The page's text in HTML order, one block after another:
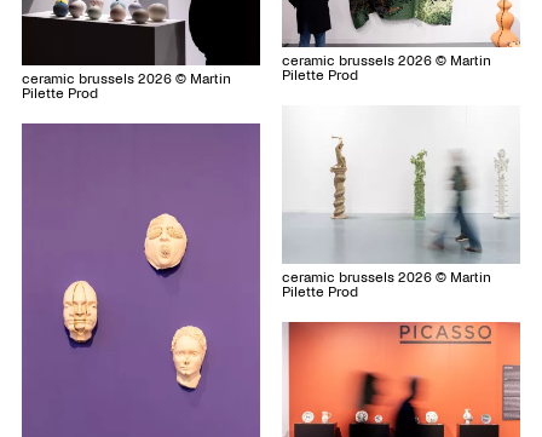
ceramic brussels 2026 © Martin
Pilette Prod
ceramic brussels 2026 © Martin
Pilette Prod
ceramic brussels 2026 © Martin
Pilette Prod